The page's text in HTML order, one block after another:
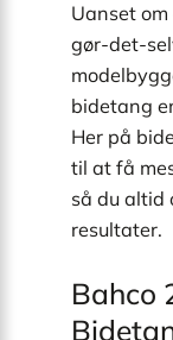
Uanset
gør-det-
bidetang
Her på
til at få
så du altid
resultater.
Bahco